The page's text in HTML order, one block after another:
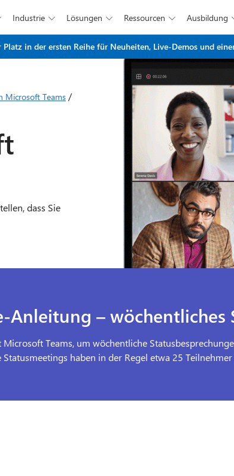
Zum Hauptinhalt springen
Industrie  Lösungen  Ressourcen  Ausbildung
in der ersten Reihe für Neuheiten, Live-Demos und
Microsoft Teams /
dass Sie
Anleitung – wöchentliches
Teams, um wöchentliche
Statusmeetings haben in der Regel etwa 25